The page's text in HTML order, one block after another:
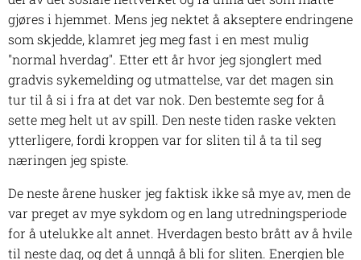
gjøres i hjemmet. Mens jeg nektet å akseptere endringene
som skjedde, klamret jeg meg fast i en mest mulig
"normal hverdag". Etter ett år hvor jeg sjonglert med
gradvis sykemelding og utmattelse, var det magen sin
tur til å si i fra at det var nok. Den bestemte seg for å
sette meg helt ut av spill. Den neste tiden raske vekten
ytterligere, fordi kroppen var for sliten til å ta til seg
næringen jeg spiste.
De neste årene husker jeg faktisk ikke så mye av, men de
var preget av mye sykdom og en lang utredningsperiode
for å utelukke alt annet. Hverdagen besto brått av å hvile
til neste dag, og det å unngå å bli for sliten. Energien ble